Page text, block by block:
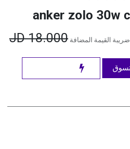
anker zolo 30w
القيمة المضافة 18.000
JD